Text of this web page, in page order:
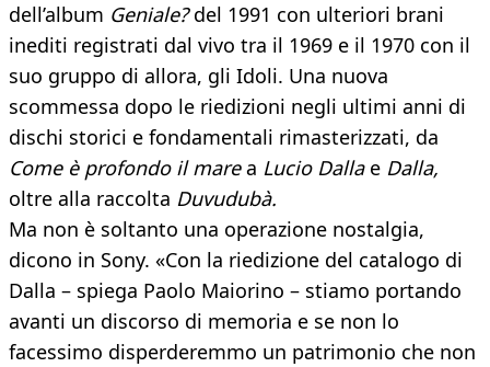
dell’album Geniale?del 1991 con ulteriori brani
inediti registrati dal vivo tra il 1969 e il 1970 con il
suo gruppo di allora, gli Idoli. Una nuova
scommessa dopo le riedizioni negli ultimi anni di
dischi storici e fondamentali rimasterizzati, da
Come è profondo il marea Lucio Dallae Dalla,
oltre alla raccolta Duvudubà.
Ma non è soltanto una operazione nostalgia,
dicono in Sony. «Con la riedizione del catalogo di
Dalla – spiega Paolo Maiorino – stiamo portando
avanti un discorso di memoria e se non lo
facessimo disperderemmo un patrimonio che non